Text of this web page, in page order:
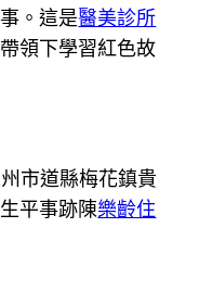
。這是醫美診所
領下學習紅色故
市道縣梅花鎮貴
平事跡陳樂齡住